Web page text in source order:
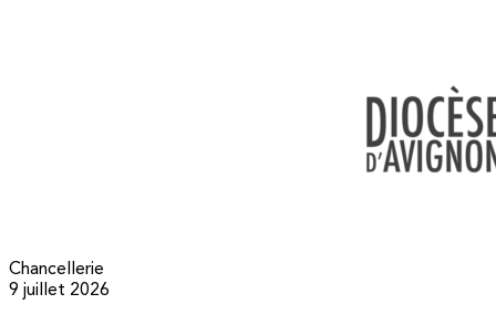
Chancellerie
9 juillet 2026